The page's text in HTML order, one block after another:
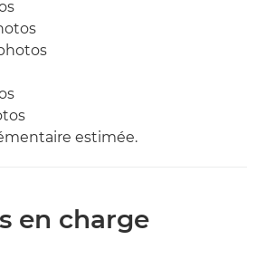
estimée.
en charge